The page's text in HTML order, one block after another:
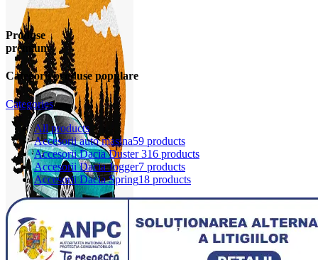
Produse
premium
Categorii produse populare
Categories
Allproducts
Accesorii auto masina59 products
Accesorii Dacia Duster 316 products
Accesorii Dacia Jogger7 products
Accesorii Dacia Spring18 products